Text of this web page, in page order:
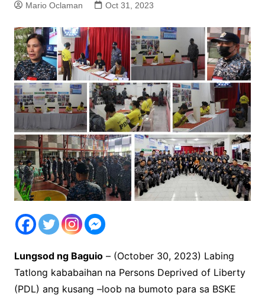
Mario Oclaman Oct 31, 2023
Lungsod ng Baguio– (October 30, 2023) Labing
Tatlong kababaihan na Persons Deprived of Liberty
(PDL) ang kusang –loob na bumoto para sa BSKE